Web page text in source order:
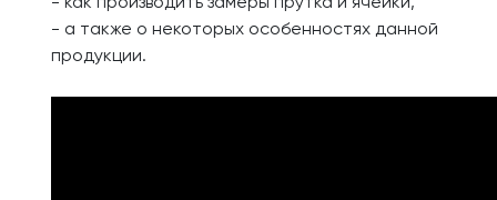
- а также о некоторых особенностях данной
продукции.